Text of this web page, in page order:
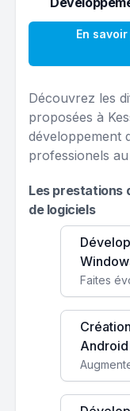
En
Découvrez les
proposées à
développement
professionels
Les prestations
de logiciels